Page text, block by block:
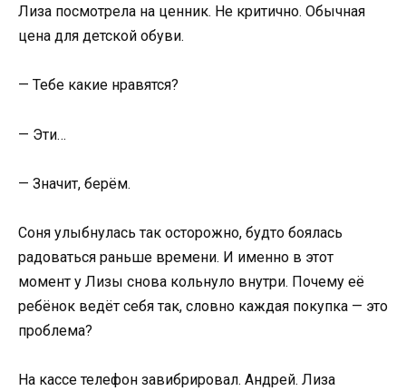
Лиза посмотрела на ценник. Не критично. Обычная
цена для детской обуви.
— Тебе какие нравятся?
— Эти…
— Значит, берём.
Соня улыбнулась так осторожно, будто боялась
радоваться раньше времени. И именно в этот
момент у Лизы снова кольнуло внутри. Почему её
ребёнок ведёт себя так, словно каждая покупка — это
проблема?
На кассе телефон завибрировал. Андрей. Лиза